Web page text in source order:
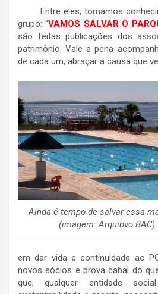
Entre eles, tomamos
grupo: “VAMOS SALVAR O
são feitas publicações dos
patrimônio. Vale a pena
de cada um, abraçar a causa que
Ainda é tempo de salvar essa
(imagem: Arquibvo BAC)
em dar vida e continuidade ao
novos sócios é prova cabal do
que, qualquer entidade